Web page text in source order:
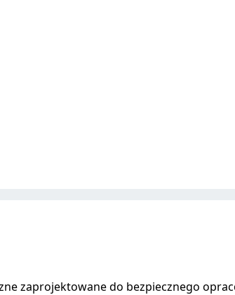
zaprojektowane do bezpiecznego